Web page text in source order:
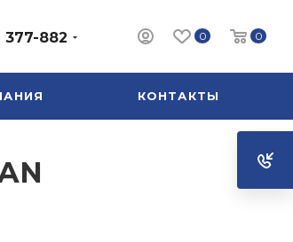
0 0
377-882
КОНТАКТЫ